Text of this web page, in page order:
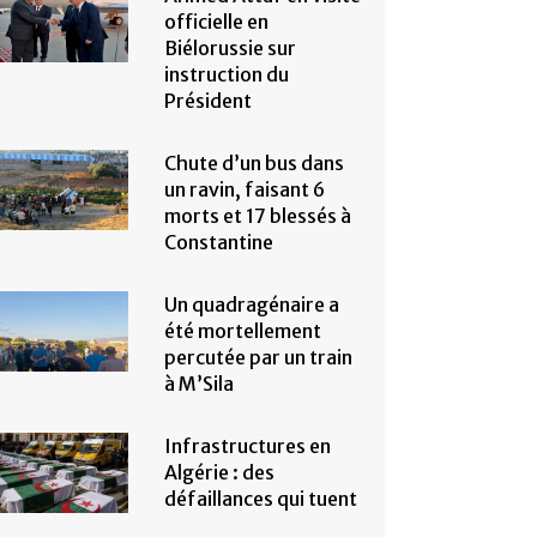
officielle en
Biélorussie sur
instruction du
Président
Chute d’un bus dans
un ravin, faisant 6
morts et 17 blessés à
Constantine
Un quadragénaire a
été mortellement
percutée par un train
à M’Sila
Infrastructures en
Algérie : des
défaillances qui tuent